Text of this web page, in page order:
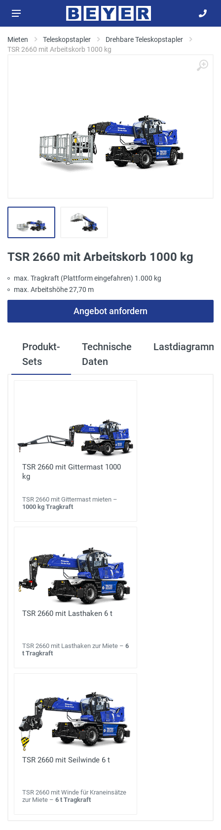
Mieten Teleskopstapler
Drehbare Teleskopstapler
TSR 2660 mit Arbeitskorb 1000 kg
TSR 2660 mit Arbeitskorb 1000 kg
max. Tragkraft (Plattform eingefahren) 1.000 kg
max. Arbeitshöhe 27,70 m
Angebot anfordern
Produkt-
Sets
Technische
Daten
TSR 2660 mit Gittermast 1000
kg
TSR 2660 mit Gittermast mieten –
1000 kg Tragkraft
TSR 2660 mit Lasthaken 6 t
TSR 2660 mit Lasthaken zur Miete – 6
t Tragkraft
TSR 2660 mit Seilwinde 6 t
TSR 2660 mit Winde für Kraneinsätze
zur Miete – 6 t Tragkraft